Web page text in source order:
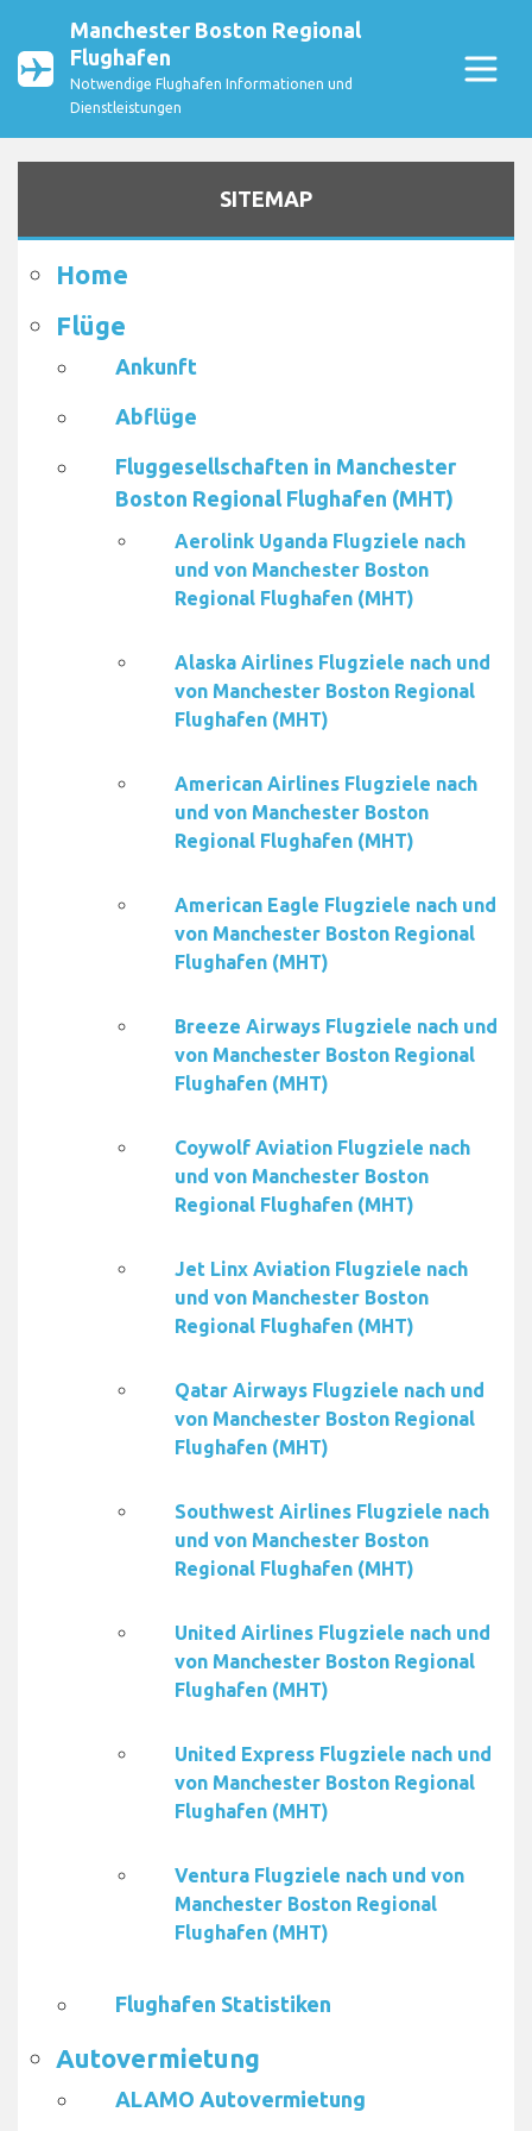
Manchester Boston Regional
Flughafen
Notwendige Flughafen Informationen und
Dienstleistungen
SITEMAP
Home
Flüge
Ankunft
Abflüge
Fluggesellschaften in Manchester
Boston Regional Flughafen (MHT)
Aerolink Uganda Flugziele nach
und von Manchester Boston
Regional Flughafen (MHT)
Alaska Airlines Flugziele nach und
von Manchester Boston Regional
Flughafen (MHT)
American Airlines Flugziele nach
und von Manchester Boston
Regional Flughafen (MHT)
American Eagle Flugziele nach und
von Manchester Boston Regional
Flughafen (MHT)
Breeze Airways Flugziele nach und
von Manchester Boston Regional
Flughafen (MHT)
Coywolf Aviation Flugziele nach
und von Manchester Boston
Regional Flughafen (MHT)
Jet Linx Aviation Flugziele nach
und von Manchester Boston
Regional Flughafen (MHT)
Qatar Airways Flugziele nach und
von Manchester Boston Regional
Flughafen (MHT)
Southwest Airlines Flugziele nach
und von Manchester Boston
Regional Flughafen (MHT)
United Airlines Flugziele nach und
von Manchester Boston Regional
Flughafen (MHT)
United Express Flugziele nach und
von Manchester Boston Regional
Flughafen (MHT)
Ventura Flugziele nach und von
Manchester Boston Regional
Flughafen (MHT)
Flughafen Statistiken
Autovermietung
ALAMO Autovermietung